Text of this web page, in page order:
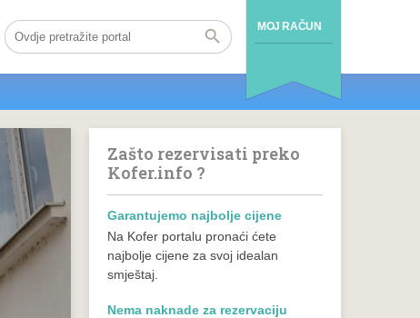
MOJ RAČUN
Zašto rezervisati preko
Kofer.info ?
Garantujemo najbolje cijene
Na Kofer portalu pronaći ćete
najbolje cijene za svoj idealan
smještaj.
Nema naknade za rezervaciju